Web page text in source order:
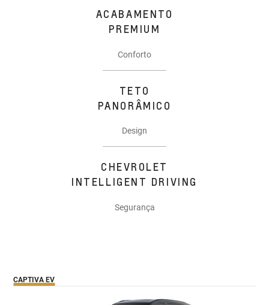
ACABAMENTO
PREMIUM
Conforto
TETO
PANORÂMICO
Design
CHEVROLET
INTELLIGENT DRIVING
Segurança
CAPTIVA EV